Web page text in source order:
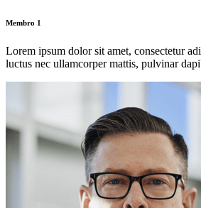
Membro 1
Lorem ipsum dolor sit amet, consectetur
luctus nec ullamcorper mattis, pulvinar